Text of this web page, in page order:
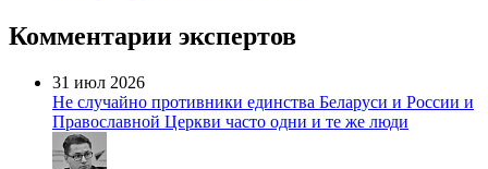
Комментарии экспертов
31 июл 2026
Не случайно противники единства Беларуси и России и
Православной Церкви часто одни и те же люди